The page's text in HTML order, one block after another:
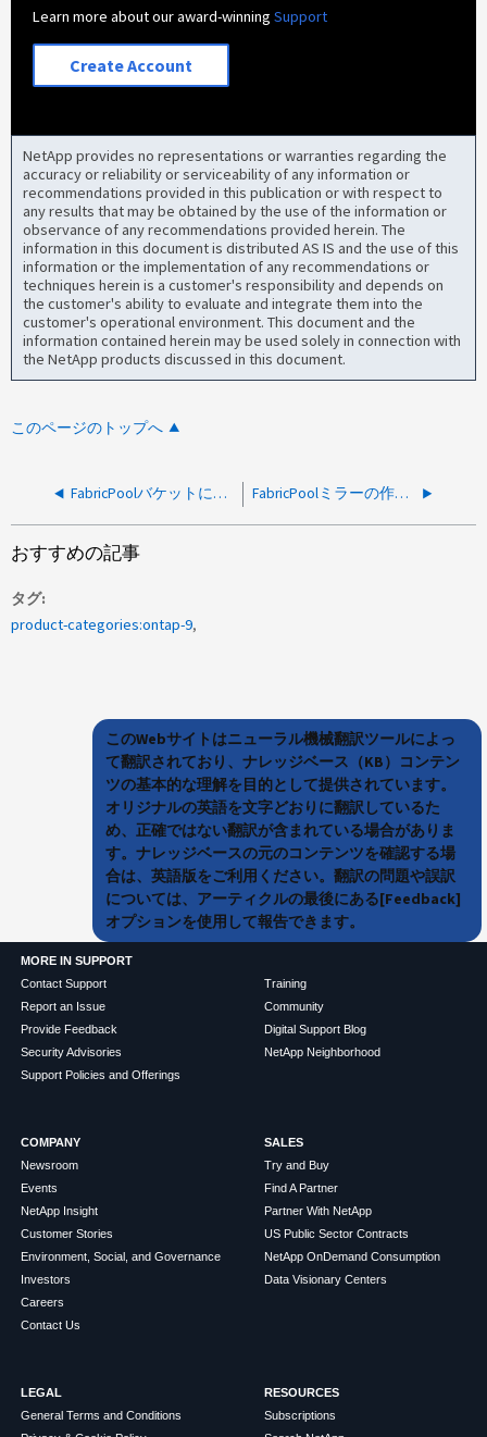
Learn more about our award-winningSupport
Create Account
NetApp provides no representations or warranties regarding the
accuracy or reliability or serviceability of any information or
recommendations provided in this publication or with respect to
any results that may be obtained by the use of the information or
observance of any recommendations provided herein. The
information in this document is distributed AS IS and the use of this
information or the implementation of any recommendations or
techniques herein is a customer's responsibility and depends on
the customer's ability to evaluate and integrate them into the
customer's operational environment. This document and the
information contained herein may be used solely in connection with
the NetApp products discussed in this document.
このページのトップへ
FabricPoolバケットに表示されている使用済みスペースが、ボリュームから階層化されたスペースよりも多い FabricPoolミラーの作成がボリューム移動処理について言及して失敗する
おすすめの記事
タグ
product-categories:ontap-9
このWebサイトはニューラル機械翻訳ツールによっ
て翻訳されており、ナレッジベース（KB）コンテン
ツの基本的な理解を目的として提供されています。
オリジナルの英語を文字どおりに翻訳しているた
め、正確ではない翻訳が含まれている場合がありま
す。ナレッジベースの元のコンテンツを確認する場
合は、英語版をご利用ください。翻訳の問題や誤訳
については、アーティクルの最後にある[Feedback]
オプションを使用して報告できます。
MORE IN SUPPORT
Contact Support
Report an Issue
Provide Feedback
Security Advisories
Support Policies and Offerings
Training
Community
Digital Support Blog
NetApp Neighborhood
COMPANY
Newsroom
Events
NetApp Insight
Customer Stories
Environment, Social, and Governance
Investors
Careers
Contact Us
SALES
Try and Buy
Find A Partner
Partner With NetApp
US Public Sector Contracts
NetApp OnDemand Consumption
Data Visionary Centers
LEGAL
General Terms and Conditions
RESOURCES
Subscriptions